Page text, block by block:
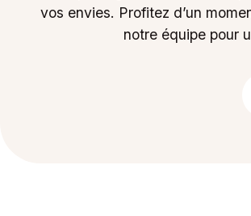
vos envies. Profitez d’un
notre équipe pour